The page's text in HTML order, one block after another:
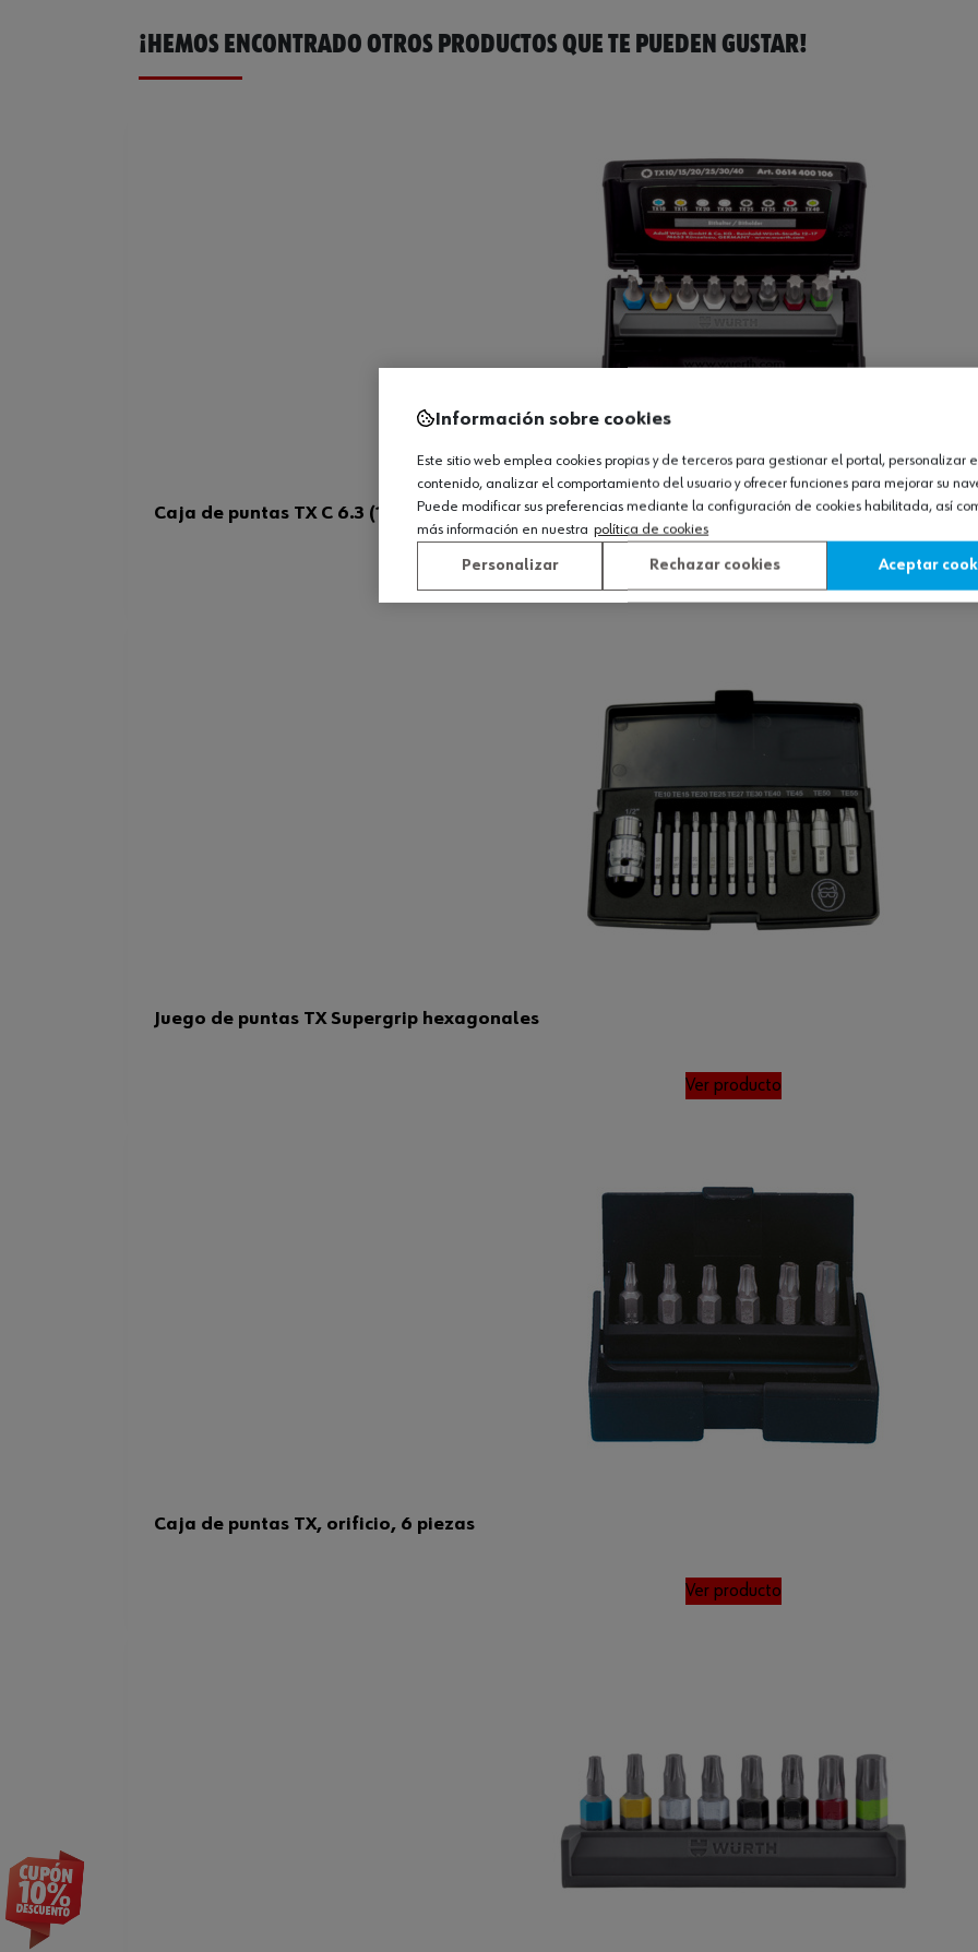
¡HEMOS ENCONTRADO OTROS PRODUCTOS QUE TE PUEDEN GUSTAR!
Caja de puntas TX C 6.3 (1/4) c/adapt. 6, 9 pzas.
Juego de puntas TX Supergrip hexagonales
Ver producto
Caja de puntas TX, orificio, 6 piezas
Ver producto
Información sobre cookies
Este sitio web emplea cookies propias y de terceros para gestionar el portal, personalizar
contenido, analizar el comportamiento del usuario y ofrecer funciones para mejorar su
Puede modificar sus preferencias mediante la configuración de cookies habilitada, así
más información en nuestra política de cookies
Personalizar Rechazar cookies Aceptar